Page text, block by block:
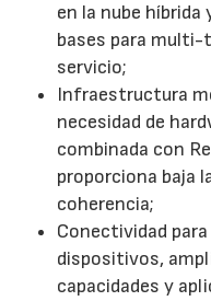
en la nube
bases para multi-
servicio;
Infraestructura
necesidad de
combinada con
proporciona baja
coherencia;
Conectividad
dispositivos,
capacidades y